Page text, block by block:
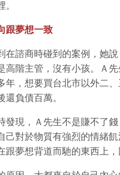
。
跟夢想一致
在諮商時碰到的案例，她
高階主管，沒有小孩。Ａ
年，想要買台北市以外二
還負債百萬。
發現，Ａ先生不是賺不了
己對於物質有強烈的情緒
跟夢想背道而馳的東西上